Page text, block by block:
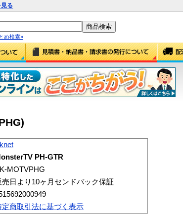
る
め検索»
PH-GTR
MOTVPHG
売日より10ヶ月センドバック保証
定商取引法に基づく表示